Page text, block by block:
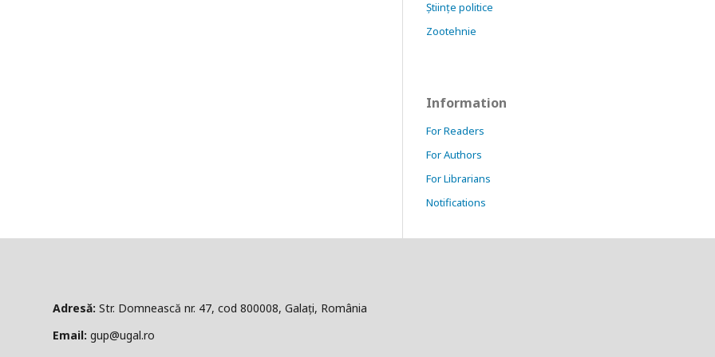
Științe politice
Zootehnie
Information
For Readers
For Authors
For Librarians
Notifications
Str. Domnească nr. 47, cod 800008, Galați, România
gup@ugal.ro